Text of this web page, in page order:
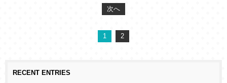
次へ
1 2
RECENT ENTRIES